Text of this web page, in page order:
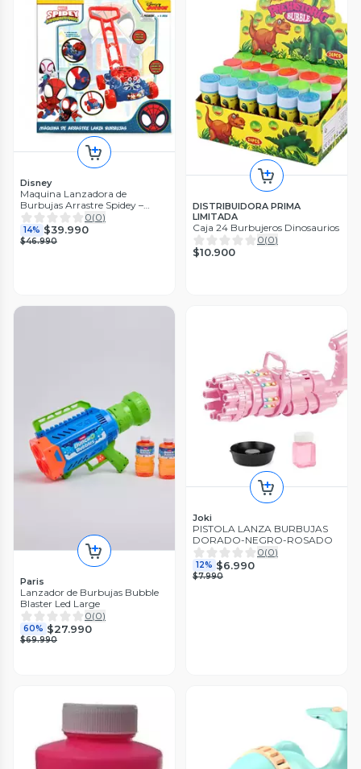
Disney
Maquina Lanzadora de
Burbujas Arrastre Spidey –
Marvel
0(0)
14% $39.990
$46.990
DISTRIBUIDORA PRIMA
LIMITADA
Caja 24 Burbujeros Dinosaurios
0(0)
$10.900
Paris
Lanzador de Burbujas Bubble
Blaster Led Large
0(0)
60% $27.990
$69.990
Joki
PISTOLA LANZA BURBUJAS
DORADO-NEGRO-ROSADO
0(0)
12% $6.990
$7.990